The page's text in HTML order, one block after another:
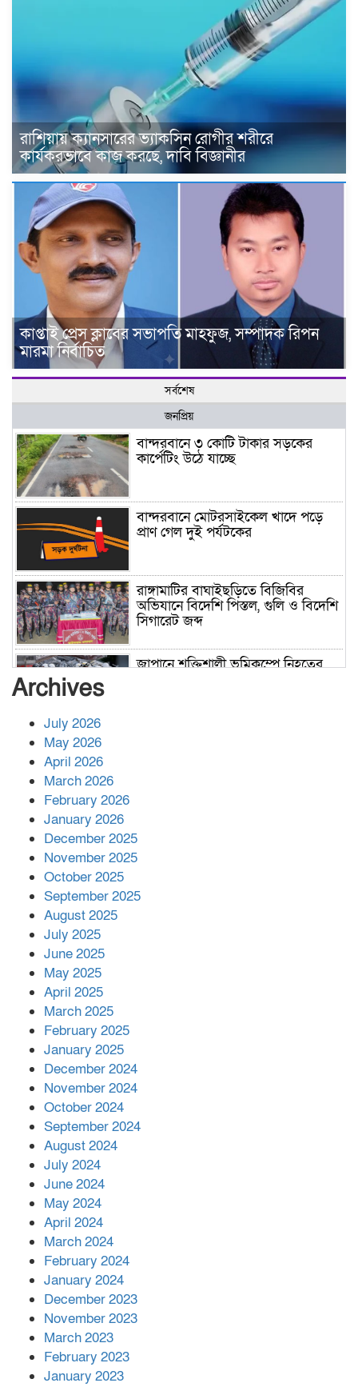
রাশিয়ায় ক্যানসারের ভ্যাকসিন রোগীর শরীরে
কার্যকরভাবে কাজ করছে, দাবি বিজ্ঞানীর
কাপ্তাই প্রেস ক্লাবের সভাপতি মাহফুজ, সম্পাদক রিপন
মারমা নির্বাচিত
সর্বশেষ
জনপ্রিয়
বান্দরবানে ৩ কোটি টাকার সড়কের
কার্পেটিং উঠে যাচ্ছে
বান্দরবানে মোটরসাইকেল খাদে পড়ে
প্রাণ গেল দুই পর্যটকের
রাঙ্গামাটির বাঘাইছড়িতে বিজিবির
অভিযানে বিদেশি পিস্তল, গুলি ও বিদেশি
সিগারেট জব্দ
জাপানে শক্তিশালী ভূমিকম্পে নিহতের
পর ফোন তারেক রহমানের,গ্যাস সঙ্কট
সহায়তা দিলেন সাচিং প্রু জেরী
Archives
July 2026
May 2026
April 2026
March 2026
February 2026
January 2026
December 2025
November 2025
October 2025
September 2025
August 2025
July 2025
June 2025
May 2025
April 2025
March 2025
February 2025
January 2025
December 2024
November 2024
October 2024
September 2024
August 2024
July 2024
June 2024
May 2024
April 2024
March 2024
February 2024
January 2024
December 2023
November 2023
March 2023
February 2023
January 2023